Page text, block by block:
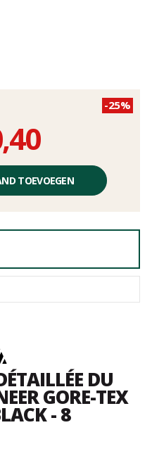
-25%
TOEVOEGEN
DU
GORE-TEX
- 8